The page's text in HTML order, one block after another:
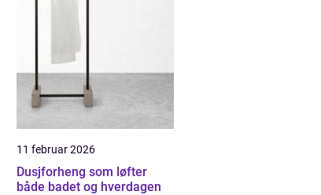
11 februar 2026
Dusjforheng som løfter
både badet og hverdagen